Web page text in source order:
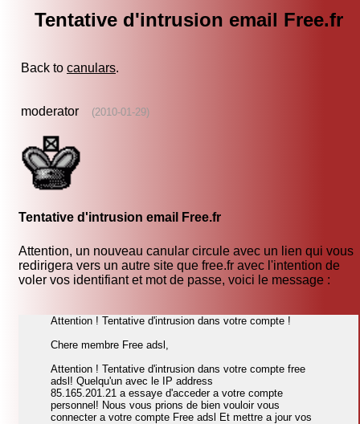
Tentative d'intrusion email Free.fr
Back to canulars.
moderator (2010-01-29)
Tentative d'intrusion email Free.fr
Attention, un nouveau canular circule avec un lien qui vous
redirigera vers un autre site que free.fr avec l'intention de
voler vos identifiant et mot de passe, voici le message :
Attention ! Tentative d'intrusion dans votre compte !
Chere membre Free adsl,
Attention ! Tentative d'intrusion dans votre compte free
adsl! Quelqu'un avec le IP address
85.165.201.21 a essaye d'acceder a votre compte
personnel! Nous vous prions de bien vouloir vous
connecter a votre compte Free adsl Et mettre a jour vos